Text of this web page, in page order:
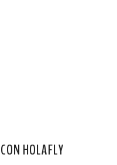
HOLAFLY